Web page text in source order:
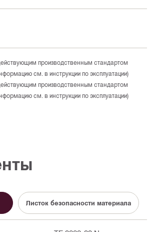
производственным стандартом
см. в инструкции по эксплуатации)
производственным стандартом
см. в инструкции по эксплуатации)
Листок безопасности материала